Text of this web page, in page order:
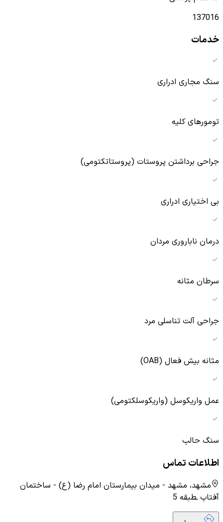
137016
خدمات
سنگ مجاری ادراری
تومورهای کلیه
جراحی برداشتن پروستات (پروستاتکتومی)
بی اختیاری ادراری
درمان ناباروری مردان
سرطان مثانه
جراحی آلت تناسلی مرد
مثانه بیش فعال (OAB)
عمل واریکوسل (واریکوسلکتومی)
سنگ حالب
اطلاعات تماس
مشهد، مشهد - میدان بیمارستان امام رضا (ع) - ساختمان
آفتاب ـطبقه 5